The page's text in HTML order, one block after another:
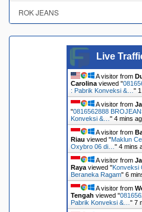
ROK JEANS
Live
A visitor from
Carolinaviewed "
: Pabrik Konveksi &… "
A visitor from
"0816562888
Konveksi &… " 4 mins
A visitor from
Riau viewed "Maklun
Oxybro 06 di… " 4 mins
A visitor from
Rayaviewed "Konveksi
Beraneka Ragam" 6
A visitor from
Tengah viewed "
Pabrik Konveksi &… " 7